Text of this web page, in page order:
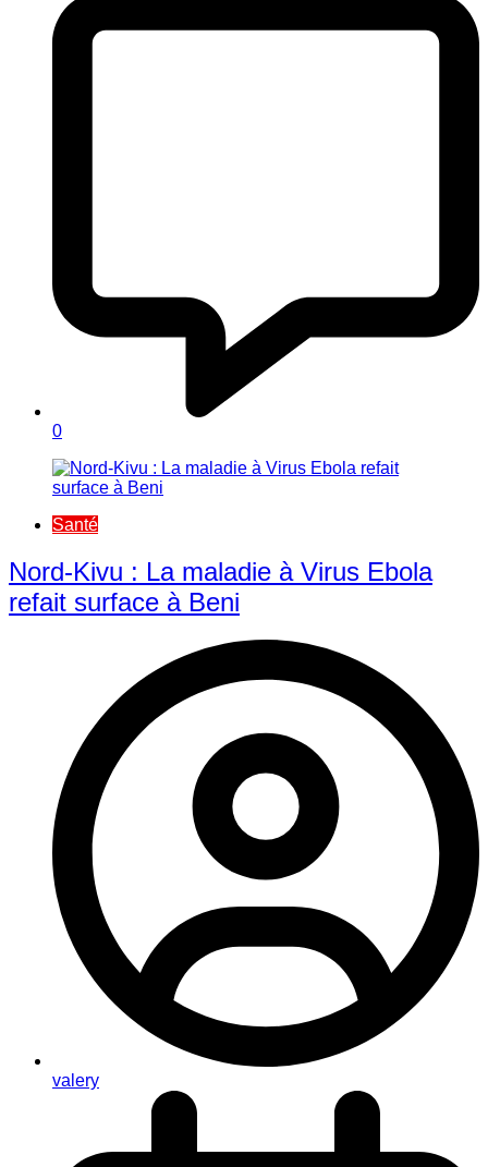
0
Santé
Nord-Kivu : La maladie à Virus Ebola
refait surface à Beni
valery